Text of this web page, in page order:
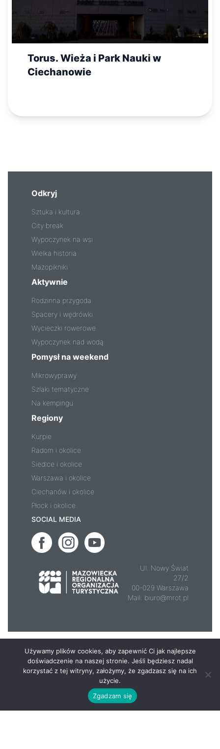
Torus. Wieża i Park Nauki w
Ciechanowie
Odkryj
Sztuka i kultura
City break
Wypoczynek na wsi
Wielka historia
Mazopikniki
Aktywnie
Rodzinna przygoda
Spacery i wędrówki
Wycieczki rowerowe
Wypoczynek nad wodą
Pomysł na weekend
Mikrowyprawy
Szlaki tematyczne
Na kempingu
Regiony
Kurpie
Radom i okolice
Siedlce i okolice
Warszawa i okolice
Ciechanów i okolice
Płock i okolice
SOCIAL MEDIA
Ul. Nowy Świat
27/2
00-029 Warszawa
Mail: biuro@mrot.pl
Używamy plików cookies, aby zapewnić Ci jak najlepsze
doświadczenie na naszej stronie. Jeśli będziesz nadal
korzystać z tej witryny, założymy, że zgadzasz się na ich
użycie.
Zgadzam się